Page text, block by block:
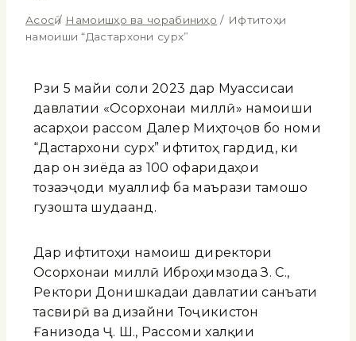
Асосӣ / Намоишҳо ва чорабиниҳо / Ифтитоҳи
намоиши “Дастархони сурх”
Рӯзи 5 майи соли 2023 дар Муассисаи
давлатии «Осорхонаи миллӣ» намоиши
асарҳои рассом Далер Миҳтоҷов бо номи
“Дастархони сурх” ифтитоҳ гардид, ки
дар он зиёда аз 100 офаридаҳои
тозаэҷоди муаллиф ба маърази тамошо
гузошта шудаанд.
Дар ифтитоҳи намоиш директори
Осорхонаи миллӣ Иброҳимзода З. С.,
Ректори Донишкадаи давлатии санъати
тасвирӣ ва дизайни Тоҷикистон
Ғанизода Ҷ. Ш., Рассоми халқии